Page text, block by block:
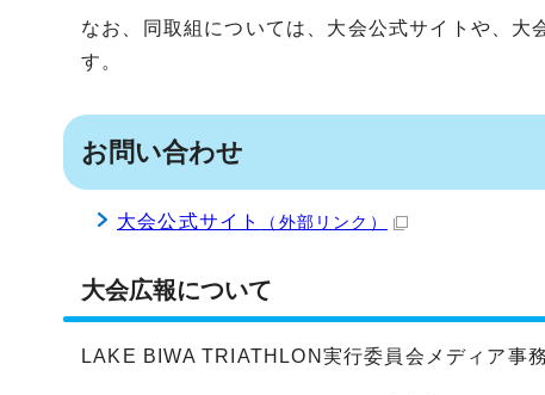
なお、同取組については、大会公式サイトや、
す。
お問い合わせ
大会公式サイト （外部リンク）
大会広報について
LAKE BIWA TRIATHLON実行委員会メディア事